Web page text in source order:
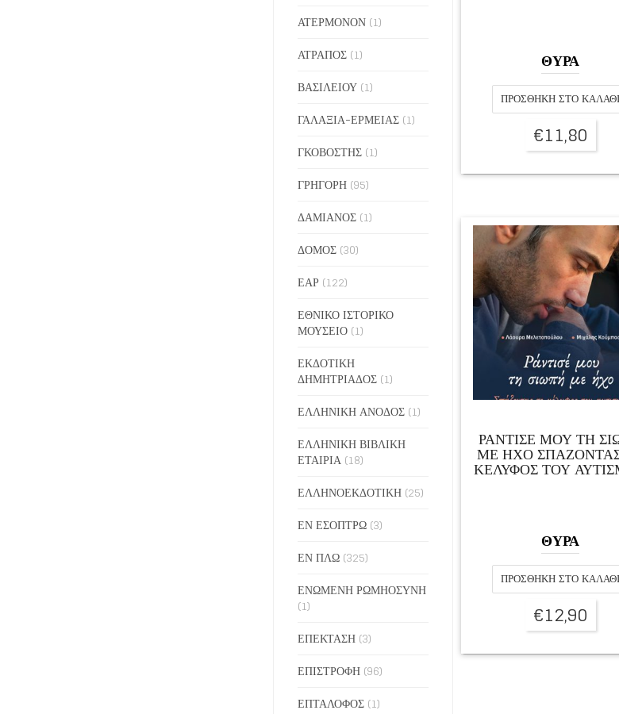
ΘΥΡΑ
ΠΡΟΣΘΉΚΗ ΣΤΟ ΚΑΛΆΘΙ
€11,80
ΡΑΝΤΙΣΕ ΜΟΥ ΤΗ
ΜΕ ΗΧΟ
ΚΕΛΥΦΟΣ ΤΟΥ
ΘΥΡΑ
ΠΡΟΣΘΉΚΗ ΣΤΟ ΚΑΛΆΘΙ
€12,90
ΑΤΕΡΜΟΝΟΝ (1)
ΑΤΡΑΠΟΣ (1)
ΒΑΣΙΛΕΙΟΥ (1)
ΓΑΛΑΞΙΑ-ΕΡΜΕΙΑΣ (1)
ΓΚΟΒΟΣΤΗΣ (1)
ΓΡΗΓΟΡΗ (95)
ΔΑΜΙΑΝΟΣ (1)
ΔΟΜΟΣ (30)
ΕΑΡ (122)
ΕΘΝΙΚΟ ΙΣΤΟΡΙΚΟ
ΜΟΥΣΕΙΟ (1)
ΕΚΔΟΤΙΚΗ
ΔΗΜΗΤΡΙΑΔΟΣ (1)
ΕΛΛΗΝΙΚΗ ΑΝΟΔΟΣ (1)
ΕΛΛΗΝΙΚΗ ΒΙΒΛΙΚΗ
ΕΤΑΙΡΙΑ (18)
ΕΛΛΗΝΟΕΚΔΟΤΙΚΗ (25)
ΕΝ ΕΣΟΠΤΡΩ (3)
ΕΝ ΠΛΩ (325)
ΕΝΩΜΕΝΗ ΡΩΜΗΟΣΥΝΗ
(1)
ΕΠΕΚΤΑΣΗ (3)
ΕΠΙΣΤΡΟΦΗ (96)
ΕΠΤΑΛΟΦΟΣ (1)